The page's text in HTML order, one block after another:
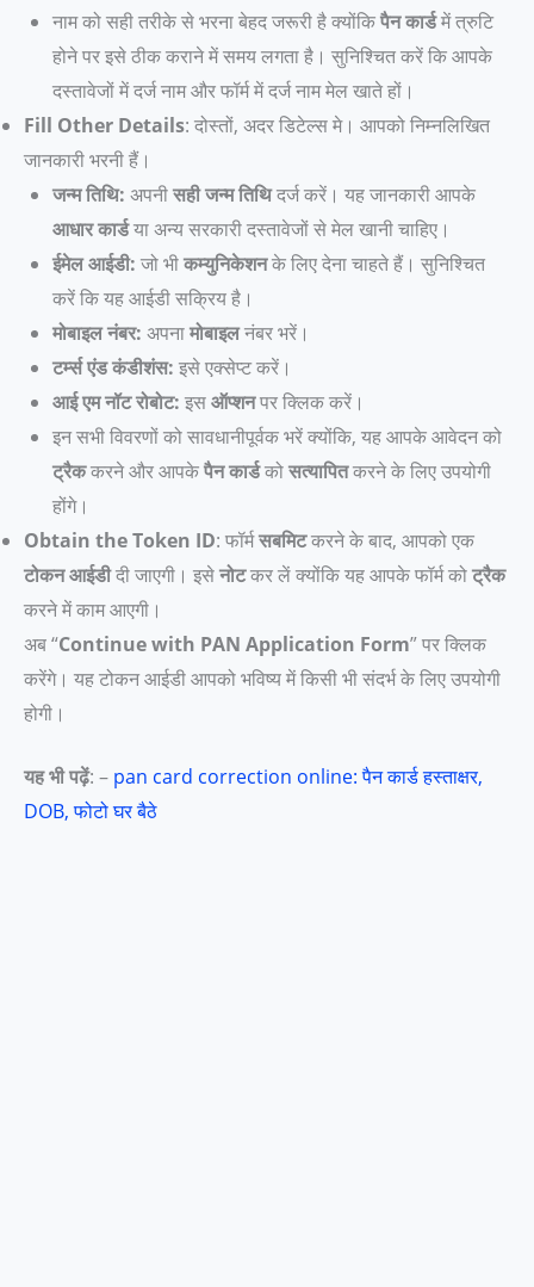
नाम को सही तरीके से भरना बेहद जरूरी है क्योंकिपैन कार्डमें त्रुटि
होने पर इसे ठीक कराने में समय लगता है। सुनिश्चित करें कि आपके
दस्तावेजों में दर्ज नाम और फॉर्म में दर्ज नाम मेल खाते हों।
Fill Other Details: दोस्तों, अदर डिटेल्स मे। आपको निम्नलिखित
जानकारी भरनी हैं।
जन्म तिथि: अपनीसही जन्म तिथिदर्ज करें। यह जानकारी आपके
आधार कार्डया अन्य सरकारी दस्तावेजों से मेल खानी चाहिए।
ईमेल आईडी: जो भीकम्युनिकेशनके लिए देना चाहते हैं। सुनिश्चित
करें कि यह आईडी सक्रिय है।
मोबाइल नंबर: अपनामोबाइलनंबर भरें।
टर्म्स एंड कंडीशंस: इसे एक्सेप्ट करें।
आई एम नॉट रोबोट: इसऑप्शनपर क्लिक करें।
इन सभी विवरणों को सावधानीपूर्वक भरें क्योंकि, यह आपके आवेदन को
ट्रैककरने और आपकेपैन कार्डकोसत्यापितकरने के लिए उपयोगी
होंगे।
Obtain the Token ID: फॉर्मसबमिटकरने के बाद, आपको एक
टोकन आईडीदी जाएगी। इसेनोटकर लें क्योंकि यह आपके फॉर्म कोट्रैक
करने में काम आएगी।
अब “Continue with PAN Application Form” पर क्लिक
करेंगे। यह टोकन आईडी आपको भविष्य में किसी भी संदर्भ के लिए उपयोगी
होगी।
यह भी पढ़ें: – pan card correction online: पैन कार्ड हस्ताक्षर,
DOB, फोटो घर बैठे